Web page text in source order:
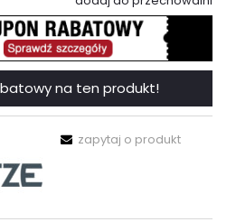
na ten produkt!
zapytaj o produkt